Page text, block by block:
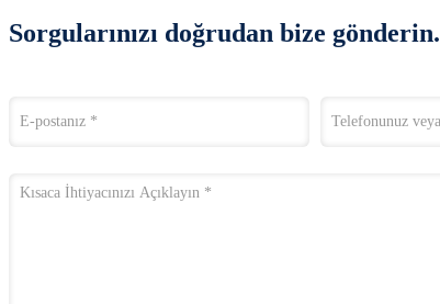
Sorgularınızı doğrudan bize gönderin.